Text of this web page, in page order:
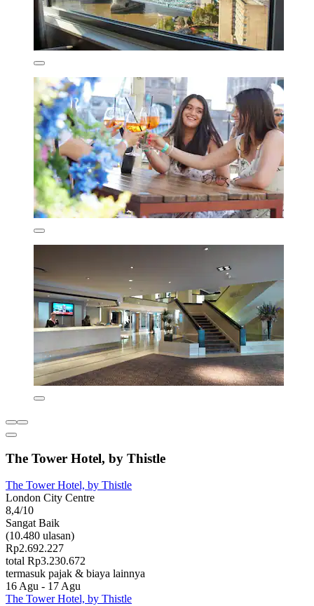
The Tower Hotel, by Thistle
The Tower Hotel, by Thistle
London City Centre
8,4/10
Sangat Baik
(10.480 ulasan)
Rp2.692.227
total Rp3.230.672
termasuk pajak & biaya lainnya
16 Agu - 17 Agu
The Tower Hotel, by Thistle